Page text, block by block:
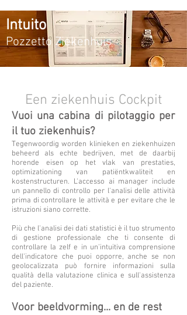
Intuito
Pozzetto Ziekenhuis
Een ziekenhuis Cockpit
Vuoi una cabina di pilotaggio per
il tuo ziekenhuis?
Tegenwoordig worden klinieken en ziekenhuizen
beheerd als echte bedrijven, met de daarbij
horende eisen op het vlak van prestaties,
optimizationing van patiëntkwaliteit en
kostenstructuren. L'accesso ai manager include
un pannello di controllo per l'analisi delle attività
prima di controllare le attività e per evitare che le
istruzioni siano corrette.
Più che l'analisi dei dati statistici è il tuo strumento
di gestione professionale che ti consente di
controllare la zelf e in un'intuitiva comprensione
dell'indicatore che puoi opporre, anche se non
geolocalizzata può fornire informazioni sulla
qualità della valutazione clinica e sull'assistenza
del paziente.
Voor beeldvorming... en de rest